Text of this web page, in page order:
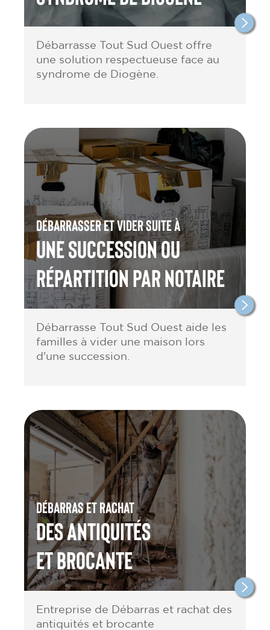
Débarrasse Tout Sud Ouest offre
une solution respectueuse face au
syndrome de Diogène.
Débarrasser et vider suite à
une Succession ou
répartition par notaire
Débarrasse Tout Sud Ouest aide les
familles à vider une maison lors
d'une succession.
Débarras et rachat
des antiquités
et brocante
Entreprise de Débarras et rachat des
antiquités et brocante